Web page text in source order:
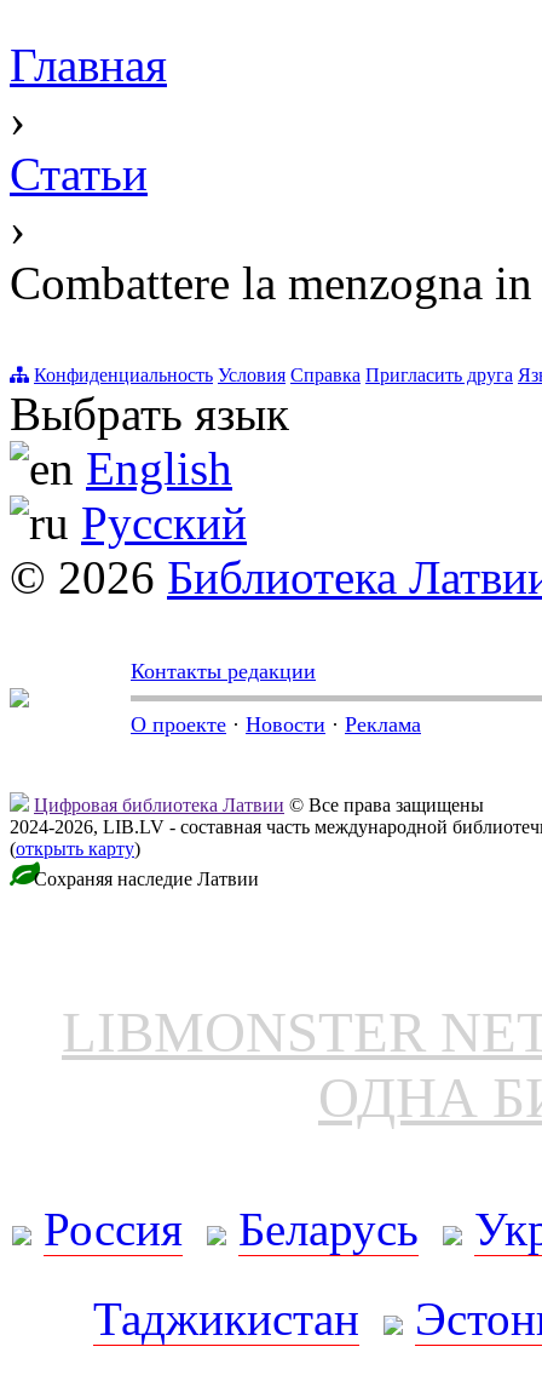
Главная
›
Статьи
›
Combattere la menzogna
Конфиденциальность Условия Справка Пригласить друга
Выбрать язык
English
Русский
© 2026 Библиотека
Контакты редакции
О проекте · Новости · Реклама
Цифровая библиотека Латвии © Все права защищены
2024-2026, LIB.LV - составная часть международной
(открыть карту)
Сохраняя наследие Латвии
LIBMONSTER
ОДНА
Россия Беларусь
Таджикистан